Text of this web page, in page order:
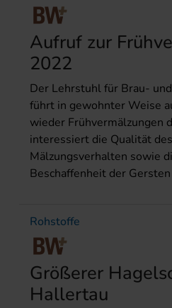
Aufruf zur
2022
Der Lehrstuhl für Brau-
führt in gewohnter Weise
wieder Frühvermälzungen
interessiert die Qualität
Mälzungsverhalten sowie
Beschaffenheit der
Rohstoffe
Größerer
Hallertau